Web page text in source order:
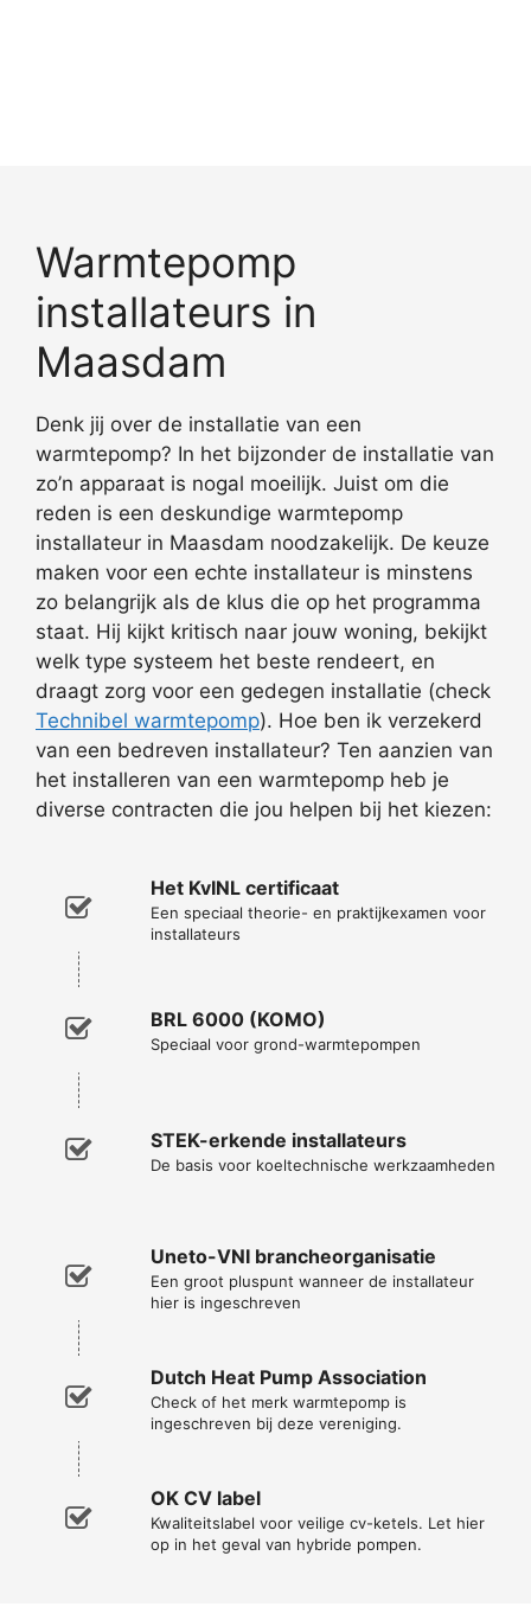
Warmtepomp
installateurs in
Maasdam
Denk jij over de installatie van een
warmtepomp? In het bijzonder de installatie van
zo’n apparaat is nogal moeilijk. Juist om die
reden is een deskundige warmtepomp
installateur in Maasdam noodzakelijk. De keuze
maken voor een echte installateur is minstens
zo belangrijk als de klus die op het programma
staat. Hij kijkt kritisch naar jouw woning, bekijkt
welk type systeem het beste rendeert, en
draagt zorg voor een gedegen installatie (check
Technibel warmtepomp). Hoe ben ik verzekerd
van een bedreven installateur? Ten aanzien van
het installeren van een warmtepomp heb je
diverse contracten die jou helpen bij het kiezen:
Het KvINL certificaat
Een speciaal theorie- en praktijkexamen voor
installateurs
BRL 6000 (KOMO)
Speciaal voor grond-warmtepompen
STEK-erkende installateurs
De basis voor koeltechnische werkzaamheden
Uneto-VNI brancheorganisatie
Een groot pluspunt wanneer de installateur
hier is ingeschreven
Dutch Heat Pump Association
Check of het merk warmtepomp is
ingeschreven bij deze vereniging.
OK CV label
Kwaliteitslabel voor veilige cv-ketels. Let hier
op in het geval van hybride pompen.